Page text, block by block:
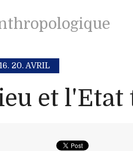
20. AVRIL
et